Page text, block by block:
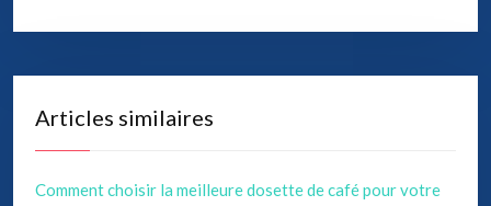
Articles similaires
Comment choisir la meilleure dosette de café pour votre